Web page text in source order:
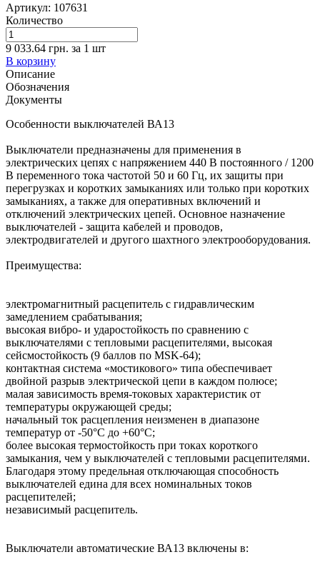
Артикул: 107631
Количество
9 033.64 грн. за 1 шт
В корзину
Описание
Обозначения
Документы
Особенности выключателей ВА13
Выключатели предназначены для применения в
электрических цепях с напряжением 440 В постоянного / 1200
В переменного тока частотой 50 и 60 Гц, их защиты при
перегрузках и коротких замыканиях или только при коротких
замыканиях, а также для оперативных включений и
отключений электрических цепей. Основное назначение
выключателей - защита кабелей и проводов,
электродвигателей и другого шахтного электрооборудования.
Преимущества:
электромагнитный расцепитель с гидравлическим
замедлением срабатывания;
высокая вибро- и ударостойкость по сравнению с
выключателями с тепловыми расцепителями, высокая
сейсмостойкость (9 баллов по MSK-64);
контактная система «мостикового» типа обеспечивает
двойной разрыв электрической цепи в каждом полюсе;
малая зависимость время-токовых характеристик от
температуры окружающей среды;
начальный ток расцепления неизменен в диапазоне
температур от -50°С до +60°С;
более высокая термостойкость при токах короткого
замыкания, чем у выключателей с тепловыми расцепителями.
Благодаря этому предельная отключающая способность
выключателей едина для всех номинальных токов
расцепителей;
независимый расцепитель.
Выключатели автоматические ВА13 включены в: